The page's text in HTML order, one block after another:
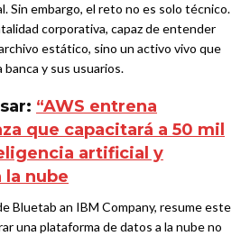
Sin embargo, el reto no es solo técnico.
corporativa, capaz de entender
estático, sino un activo vivo que
y sus usuarios.
“AWS entrena
que capacitará a 50 mil
artificial y
nube
Bluetab an IBM Company, resume este
una plataforma de datos a la nube no